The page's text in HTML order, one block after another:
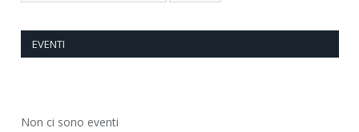
EVENTI
Non ci sono eventi